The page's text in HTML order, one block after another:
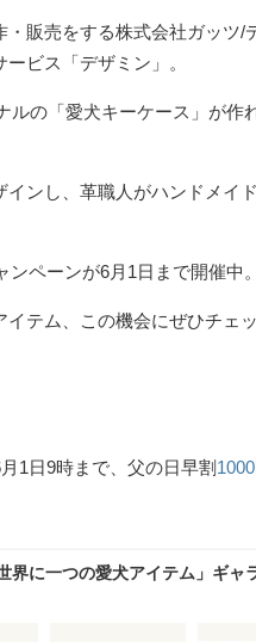
販売をする株式会社ガッツ/
ビス「デザミン」。
ルの「愛犬キーケース」が作
ンし、革職人がハンドメイ
ペーンが6月1日まで開催中。
テム、この機会にぜひチェ
1日9時まで、父の日早割
界に一つの愛犬アイテム」ギャ